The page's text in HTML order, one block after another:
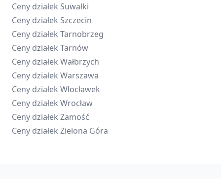
Ceny działek Suwałki
Ceny działek Szczecin
Ceny działek Tarnobrzeg
Ceny działek Tarnów
Ceny działek Wałbrzych
Ceny działek Warszawa
Ceny działek Włocławek
Ceny działek Wrocław
Ceny działek Zamość
Ceny działek Zielona Góra